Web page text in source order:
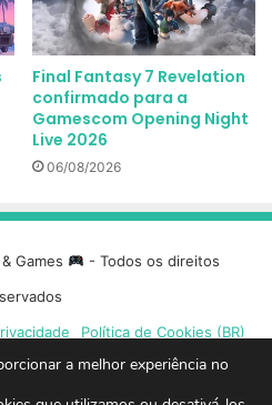
Final Fantasy 7 Revelation
confirmado para a
Gamescom Opening Night
Live 2026
06/08/2026
Games
- Todos os direitos
Política de Cookies (BR)
a melhor experiência no